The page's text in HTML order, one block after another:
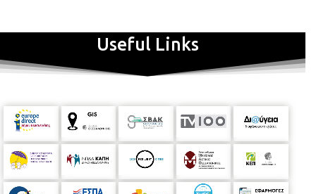
Useful Links